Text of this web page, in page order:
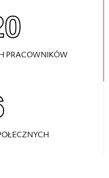
PRACOWNIKÓW